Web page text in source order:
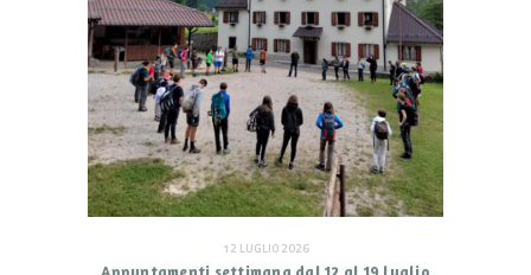
12 LUGLIO 2026
Appuntamenti settimana dal 12 al 19 luglio